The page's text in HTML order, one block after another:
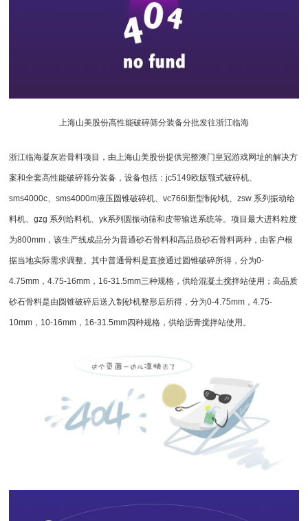
上海山美股份高性能破碎筛分装备分批发往浙江临海
浙江临海凝灰岩骨料项目，由上海山美股份提供完整澳门皇冠游戏网址的解决方
案和全套高性能破碎筛分装备，设备包括：jc5149欧版颚式破碎机、
sms4000c、sms4000m液压圆锥破碎机、vc766l新型制砂机、zsw 系列振动给
料机、gzg 系列给料机、yk系列 圆振动筛和皮带输送系统等。项目最大进料粒度
为800mm，该生产线成品分为普通砂石骨料和高品质砂石骨料两种，由客户根
据当地实际需求调整。其中普通骨料是直接通过圆锥破碎所得，分为0-
4.75mm，4.75-16mm，16-31.5mm三种规格，供给混凝土搅拌站使用；高品质
砂石骨料是由 圆锥破碎后送入制砂机整形后所得，分为0-4.75mm，4.75-
10mm，10-16mm，16-31.5mm四种规格，供给沥青搅拌站使用。